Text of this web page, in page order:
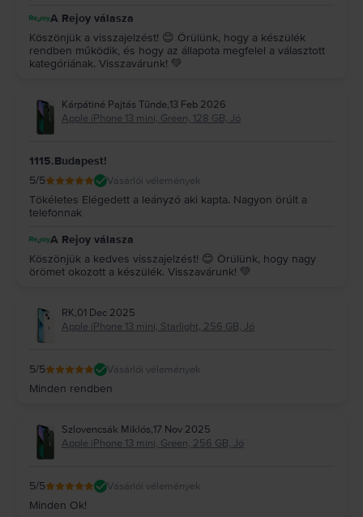
A Rejoy válasza
Köszönjük a visszajelzést! 😊 Örülünk, hogy a készülék
rendben működik, és hogy az állapota megfelel a választott
kategóriának. Visszavárunk! 💚
Kárpátiné Pajtás Tünde,13 Feb 2026
Apple iPhone 13 mini, Green, 128 GB, Jó
1115.Budapest!
5/5 Vásárlói vélemények
Tökéletes Elégedett a leányzó aki kapta. Nagyon örúlt a
telefonnak
A Rejoy válasza
Köszönjük a kedves visszajelzést! 😊 Örülünk, hogy nagy
örömet okozott a készülék. Visszavárunk! 💚
RK,01 Dec 2025
Apple iPhone 13 mini, Starlight, 256 GB, Jó
5/5 Vásárlói vélemények
Minden rendben
Szlovencsák Miklós,17 Nov 2025
Apple iPhone 13 mini, Green, 256 GB, Jó
5/5 Vásárlói vélemények
Minden Ok!